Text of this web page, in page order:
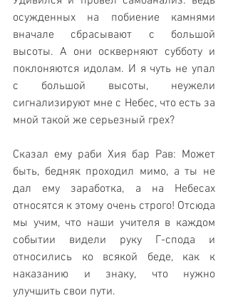
осужденных на побиение камнями
вначале сбрасывают с большой
высоты. А они оскверняют субботу и
поклоняются идолам. И я чуть не упал
с большой высоты, неужели
сигнализируют мне с Небес, что есть за
мной такой же серьезный грех?
Сказал ему раби Хия бар Рав: Может
быть, бедняк проходил мимо, а ты не
дал ему заработка, а на Небесах
относятся к этому очень строго! Отсюда
мы учим, что наши учителя в каждом
событии видели руку Г-спода и
относились ко всякой беде, как к
наказанию и знаку, что нужно
улучшить свои пути.